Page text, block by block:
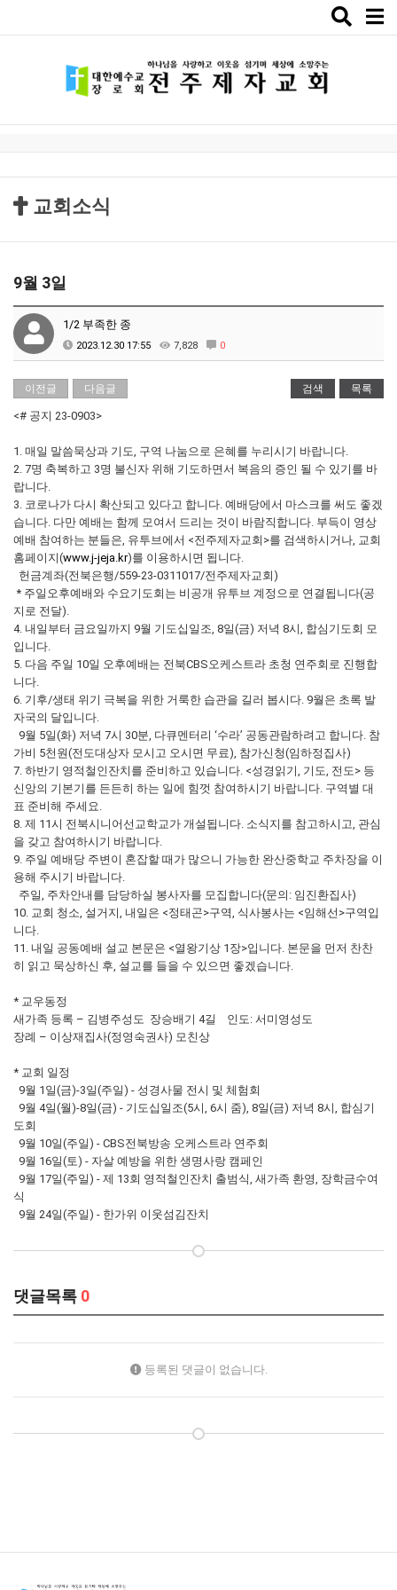
Toggle
교회소식
9월 3일
1/2 부족한 종
2023.12.30 17:55 7,828 0
이전글 다음글 검색 목록
<# 공지 23-0903>
1. 매일 말씀묵상과 기도, 구역 나눔으로 은혜를 누리시기 바랍니다.
2. 7명 축복하고 3명 불신자 위해 기도하면서 복음의 증인 될 수 있기를 바
랍니다.
3. 코로나가 다시 확산되고 있다고 합니다. 예배당에서 마스크를 써도 좋겠
습니다. 다만 예배는 함께 모여서 드리는 것이 바람직합니다. 부득이 영상
예배 참여하는 분들은, 유투브에서 <전주제자교회>를 검색하시거나, 교회
홈페이지(www.j-jeja.kr)를 이용하시면 됩니다.
헌금계좌(전북은행/559-23-0311017/전주제자교회)
* 주일오후예배와 수요기도회는 비공개 유투브 계정으로 연결됩니다(공
지로 전달).
4. 내일부터 금요일까지 9월 기도십일조, 8일(금) 저녁 8시, 합심기도회 모
입니다.
5. 다음 주일 10일 오후예배는 전북CBS오케스트라 초청 연주회로 진행합
니다.
6. 기후/생태 위기 극복을 위한 거룩한 습관을 길러 봅시다. 9월은 초록 발
자국의 달입니다.
9월 5일(화) 저녁 7시 30분, 다큐멘터리 ‘수라’ 공동관람하려고 합니다. 참
가비 5천원(전도대상자 모시고 오시면 무료), 참가신청(임하정집사)
7. 하반기 영적철인잔치를 준비하고 있습니다. <성경읽기, 기도, 전도> 등
신앙의 기본기를 든든히 하는 일에 힘껏 참여하시기 바랍니다. 구역별 대
표 준비해 주세요.
8. 제 11시 전북시니어선교학교가 개설됩니다. 소식지를 참고하시고, 관심
을 갖고 참여하시기 바랍니다.
9. 주일 예배당 주변이 혼잡할 때가 많으니 가능한 완산중학교 주차장을 이
용해 주시기 바랍니다.
주일, 주차안내를 담당하실 봉사자를 모집합니다(문의: 임진환집사)
10. 교회 청소, 설거지, 내일은 <정태곤>구역, 식사봉사는 <임해선>구역입
니다.
11. 내일 공동예배 설교 본문은 <열왕기상 1장>입니다. 본문을 먼저 찬찬
히 읽고 묵상하신 후, 설교를 들을 수 있으면 좋겠습니다.
* 교우동정
새가족 등록 – 김병주성도 장승배기 4길 인도: 서미영성도
장례 – 이상재집사(정영숙권사) 모친상
* 교회 일정
9월 1일(금)-3일(주일) - 성경사물 전시 및 체험회
9월 4일(월)-8일(금) - 기도십일조(5시, 6시 줌), 8일(금) 저녁 8시, 합심기
도회
9월 10일(주일) - CBS전북방송 오케스트라 연주회
9월 16일(토) - 자살 예방을 위한 생명사랑 캠페인
9월 17일(주일) - 제 13회 영적철인잔치 출범식, 새가족 환영, 장학금수여
식
9월 24일(주일) - 한가위 이웃섬김잔치
댓글목록 0
등록된 댓글이 없습니다.